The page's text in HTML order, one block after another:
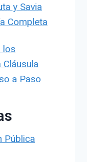
y Savia
Completa
los
a Paso
Pública